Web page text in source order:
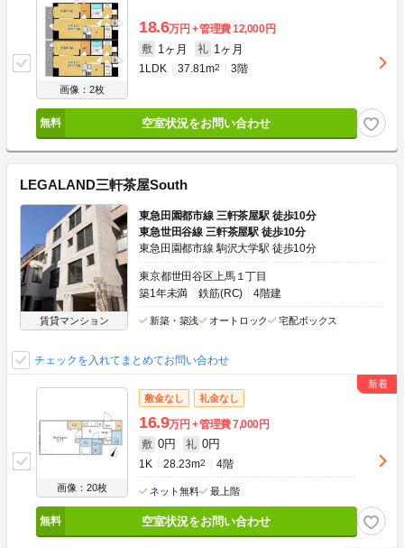
画像：2枚
18.6万円 管理費12,000円
敷 1ヶ月 礼 1ヶ月
1LDK 37.81m2 3階
空室状況をお問い合わせ
LEGALAND三軒茶屋South
賃貸マンション
東急田園都市線 三軒茶屋駅 徒歩10分
東急世田谷線 三軒茶屋駅 徒歩10分
東急田園都市線 駒沢大学駅 徒歩10分
東京都世田谷区上馬１丁目
築1年未満
鉄筋(RC) 4階建
新築・築浅 オートロック 宅配ボックス
チェックを入れてまとめてお問い合わせ
画像：20枚
敷金なし 礼金なし
16.9万円 管理費7,000円
敷 0円 礼 0円
1K 28.23m2 4階
ネット無料 最上階
空室状況をお問い合わせ